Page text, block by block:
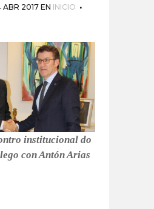
ABR 2017 EN INICIO
institucional do
con Antón Arias